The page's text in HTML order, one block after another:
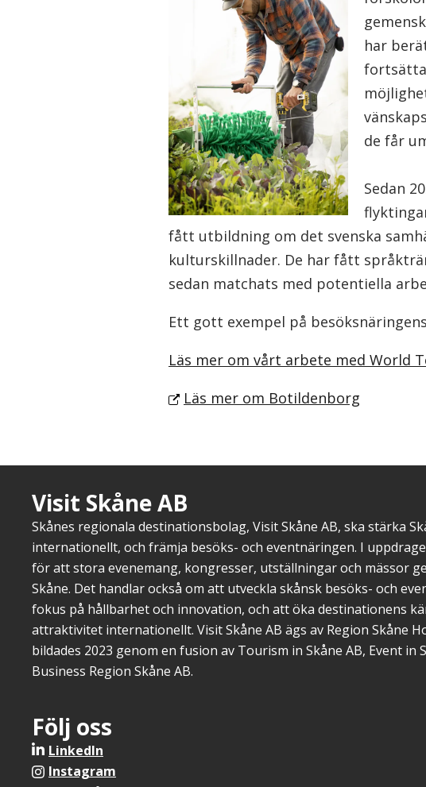
har
de får
Sedan
fått utbildning om det svenska
kulturskillnader. De har fått
sedan matchats med potentiella
Ett gott exempel på
Läs mer om vårt arbete med World
Läs mer om Botildenborg
Visit Skåne AB
Skånes regionala destinationsbolag, Visit Skåne AB, ska stärka
internationellt, och främja besöks- och eventnäringen. I
för att stora evenemang, kongresser, utställningar och mässor
Skåne. Det handlar också om att utveckla skånsk besöks- och
fokus på hållbarhet och innovation, och att öka destinationens
attraktivitet internationellt. Visit Skåne AB ägs av Region Skåne
bildades 2023 genom en fusion av Tourism in Skåne AB, Event in
Business Region Skåne AB.
Följ oss
LinkedIn
Instagram